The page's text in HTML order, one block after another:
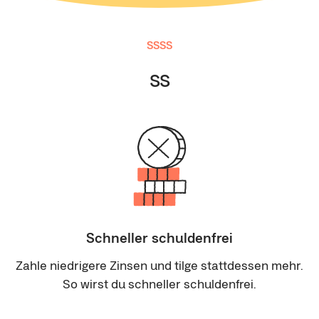
SSSS
ss
Schneller schuldenfrei
Zahle niedrigere Zinsen und tilge stattdessen mehr.
So wirst du schneller schuldenfrei.